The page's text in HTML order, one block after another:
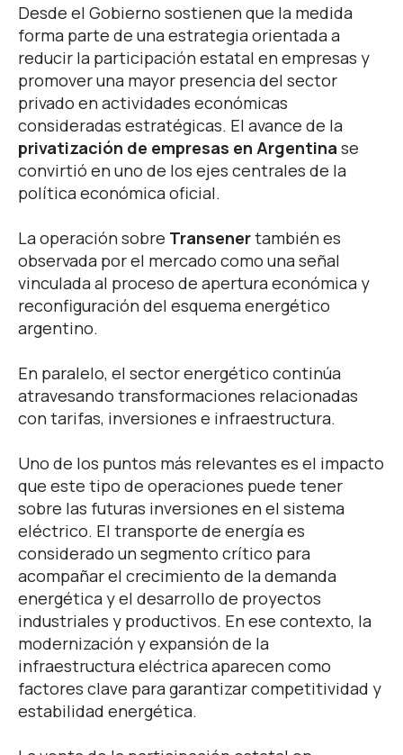
Desde el Gobierno sostienen que la medida
forma parte de una estrategia orientada a
reducir la participación estatal en empresas y
promover una mayor presencia del sector
privado en actividades económicas
consideradas estratégicas. El avance de la
privatización de empresas en Argentina se
convirtió en uno de los ejes centrales de la
política económica oficial.
La operación sobre Transenertambién es
observada por el mercado como una señal
vinculada al proceso de apertura económica y
reconfiguración del esquema energético
argentino.
En paralelo, el sector energético continúa
atravesando transformaciones relacionadas
con tarifas, inversiones e infraestructura.
Uno de los puntos más relevantes es el impacto
que este tipo de operaciones puede tener
sobre las futuras inversiones en el sistema
eléctrico. El transporte de energía es
considerado un segmento crítico para
acompañar el crecimiento de la demanda
energética y el desarrollo de proyectos
industriales y productivos. En ese contexto, la
modernización y expansión de la
infraestructura eléctrica aparecen como
factores clave para garantizar competitividad y
estabilidad energética.